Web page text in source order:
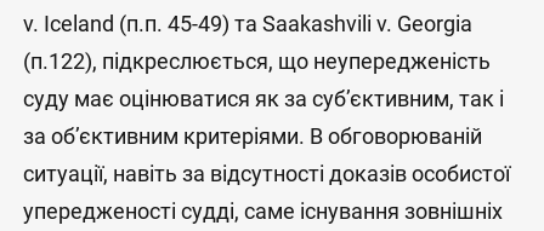
v. Iceland (п.п. 45-49) та Saakashvili v. Georgia
(п.122), підкреслюється, що неупередженість
суду має оцінюватися як за суб’єктивним, так і
за об’єктивним критеріями. В обговорюваній
ситуації, навіть за відсутності доказів особистої
упередженості судді, саме існування зовнішніх